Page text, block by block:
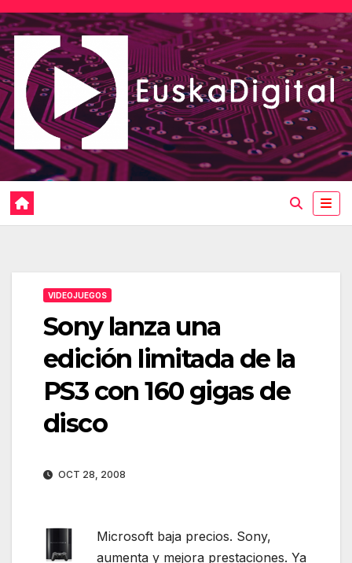
Saltar
al
contenido
VIDEOJUEGOS
Sony lanza una
edición limitada de la
PS3 con 160 gigas de
disco
OCT 28, 2008
Microsoft baja precios. Sony,
aumenta y mejora prestaciones. Ya